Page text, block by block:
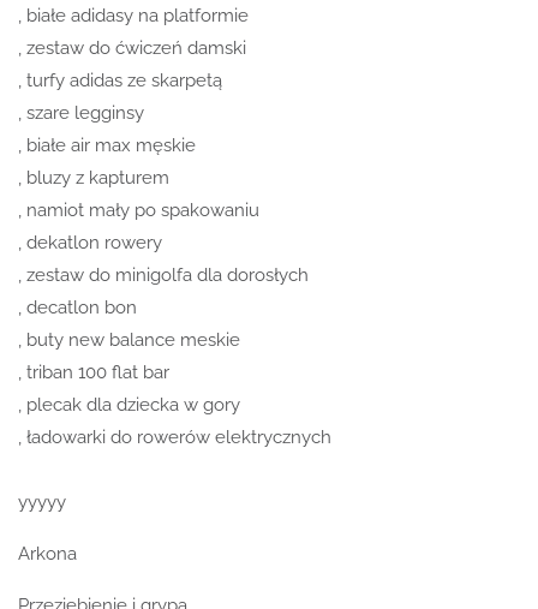
, białe adidasy na platformie
, zestaw do ćwiczeń damski
, turfy adidas ze skarpetą
, szare legginsy
, białe air max męskie
, bluzy z kapturem
, namiot mały po spakowaniu
, dekatlon rowery
, zestaw do minigolfa dla dorosłych
, decatlon bon
, buty new balance meskie
, triban 100 flat bar
, plecak dla dziecka w gory
, ładowarki do rowerów elektrycznych
yyyyy
Arkona